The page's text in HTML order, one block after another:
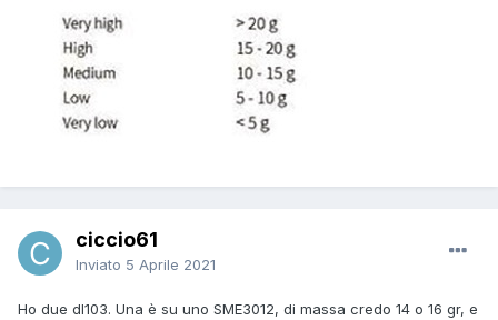
ciccio61
Inviato 5 Aprile 2021
Ho due dl103. Una è su uno SME3012, di massa credo 14 o 16 gr, e